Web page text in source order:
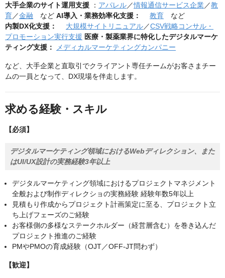
大手企業のサイト運用支援 ： アパレル／情報通信サービス企業／教
育／金融 など AI導入・業務効率化支援： 教育 など
内製DX化支援：
大規模サイトリニュアル／CSV戦略コンサル・
プロモーション実行支援 医療・製薬業界に特化したデジタルマーケ
ティング支援：
メディカルマーケティングカンパニー
など、大手企業と直取引でクライアント専任チームがお客さまチー
ムの一員となって、DX現場を伴走します。
求める経験・スキル
【必須】
デジタルマーケティング領域におけるWebディレクション、また
はUI/UX設計の実務経験3年以上
デジタルマーケティング領域におけるプロジェクトマネジメント
全般および制作ディレクショの実務経験 経験年数5年以上
見積もり作成からプロジェクト計画策定に至る、プロジェクト立
ち上げフェーズのご経験
お客様側の多様なステークホルダー（経営層含む）を巻き込んだ
プロジェクト推進のご経験
PMやPMOの育成経験（OJT／OFF-JT問わず）
【歓迎】